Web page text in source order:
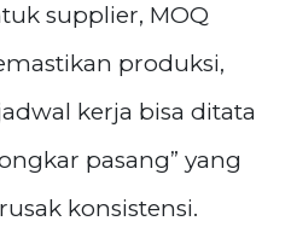
supplier, MOQ
produksi,
kerja bisa ditata
pasang” yang
konsistensi.